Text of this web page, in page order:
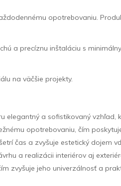
opotrebovaniu.
a precíznu inštaláciu s
na väčšie projekty.
a sofistikovaný vzhľad,
opotrebovaniu, čím
čas a zvyšuje estetický dojem
a realizácii interiérov aj
zvyšuje jeho univerzálnosť a